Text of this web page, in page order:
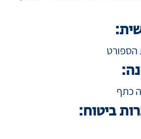
ניתוחים
הספורט
כתף
ביטוח: